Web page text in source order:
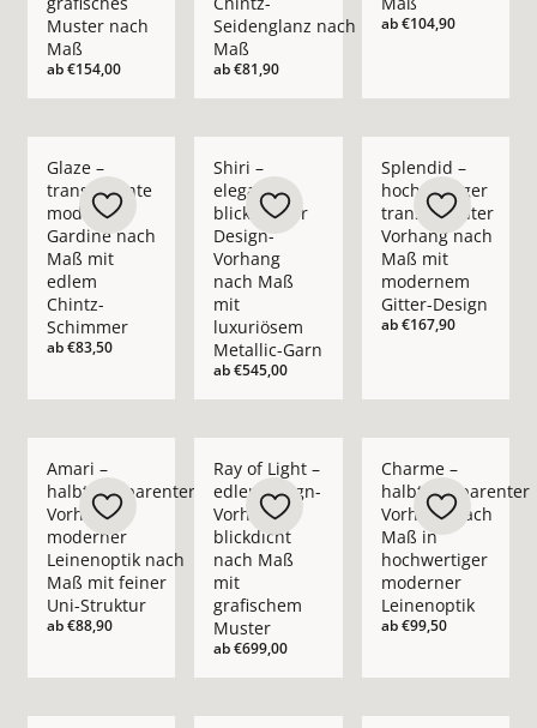
Muster nach
Maß
ab€154,00
Seidenglanz nach
Maß
ab€81,90
ab€104,90
Glaze –
transparente
moderne
Gardine nach
Maß mit
edlem
Chintz-
Schimmer
ab€83,50
Shiri –
eleganter
blickdichter
Design-
Vorhang
nach Maß
mit
luxuriösem
Metallic-Garn
ab€545,00
Splendid –
hochwertiger
transparenter
Vorhang nach
Maß mit
modernem
Gitter-Design
ab€167,90
Amari –
halbtransparenter
Vorhang in
moderner
Leinenoptik nach
Maß mit feiner
Uni-Struktur
ab€88,90
Ray of Light –
edler Design-
Vorhang
blickdicht
nach Maß
mit
grafischem
Muster
ab€699,00
Charme –
halbtransparenter
Vorhang nach
Maß in
hochwertiger
moderner
Leinenoptik
ab€99,50